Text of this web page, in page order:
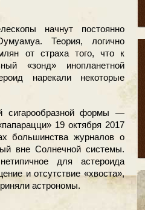
начнут постоянно
Теория, логично
от страха того, что к
«зонд» инопланетной
нарекали некоторые
сигарообразной формы —
19 октября 2017
большинства журналов о
вне Солнечной системы.
для астероида
и отсутствие «хвоста»,
астрономы.